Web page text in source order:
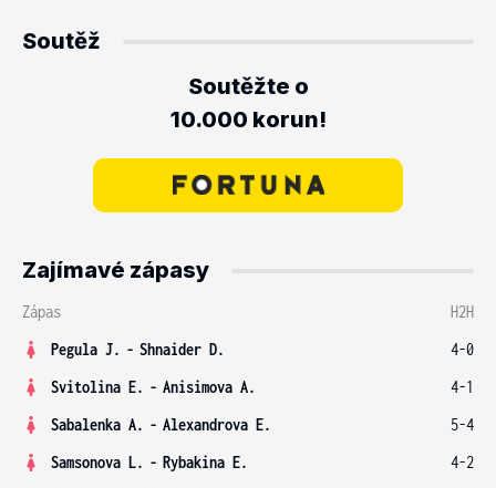
Soutěž
Soutěžte o
10.000 korun!
Zajímavé zápasy
Zápas
H2H
Pegula J. - Shnaider D.
4-0
Svitolina E. - Anisimova A.
4-1
Sabalenka A. - Alexandrova E.
5-4
Samsonova L. - Rybakina E.
4-2